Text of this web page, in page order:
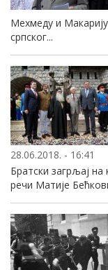
Мехмеду и
српског...
28.06.2018. - 16:41
Братски загрљај
речи Матије